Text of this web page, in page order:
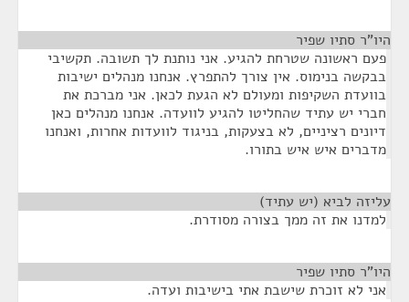
היו"ר סתיו שפיר
פעם ראשונה שטרחת להגיע. אני נותנת לך תשובה. תקשיבי
בבקשה בנימוס. אין צורך להתפרץ. אנחנו מנהלים ישיבות
בוועדת השקיפות ומעולם לא הגעת לכאן. אני מברכת את
חברי יש עתיד שהחליטו להגיע לוועדה. אנחנו מנהלים כאן
דיונים רציניים, לא בצעקות, בניגוד לוועדות אחרות, ואנחנו
מדברים איש איש בתורו.
עליזה לביא (יש עתיד)
למדנו את זה ממך בצורה מסודרת.
היו"ר סתיו שפיר
אני לא זוכרת שישבת אתי בישיבות ועדה.